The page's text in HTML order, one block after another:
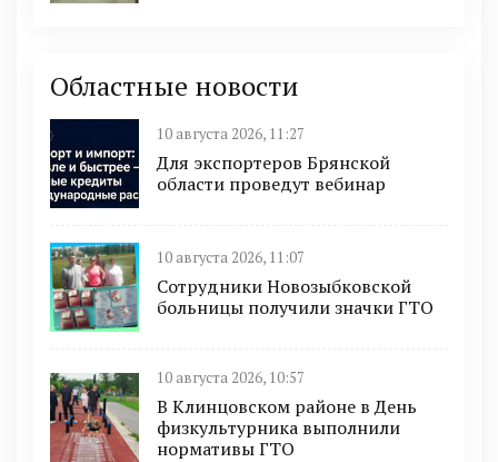
Областные новости
10 августа 2026, 11:27
Для экспортеров Брянской
области проведут вебинар
10 августа 2026, 11:07
Сотрудники Новозыбковской
больницы получили значки ГТО
10 августа 2026, 10:57
В Клинцовском районе в День
физкультурника выполнили
нормативы ГТО